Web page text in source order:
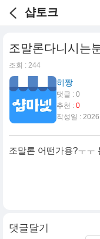
샵토크
조말론다니시는
조회 : 244
히짱
댓글 : 0
추천 : 0
작성일 :
조말론 어떤가용?ㅜㅜ
댓글달기